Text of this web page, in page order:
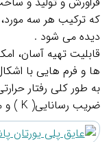
كه تركيب هر سه
ديده مي شود .
قابليت تهيه آسان،
ها و فرم هايي با
به طور كلي رفتار
ضريب رسانايي( K ) و ميعان است.